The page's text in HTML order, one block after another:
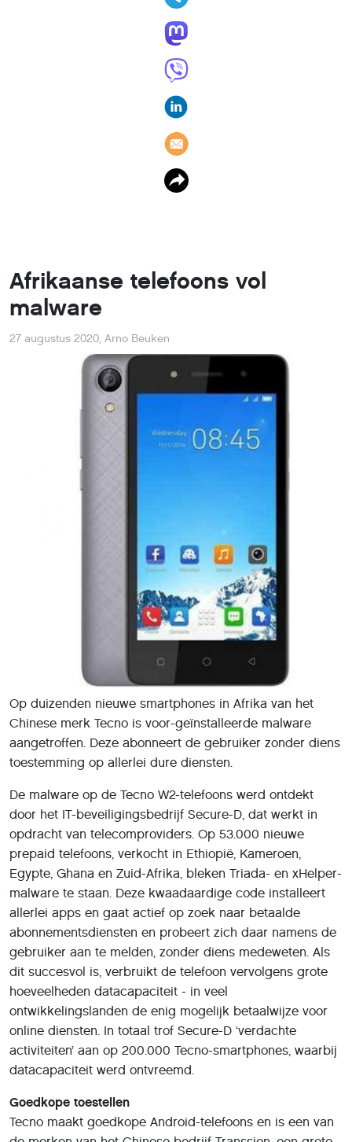
Afrikaanse telefoons vol
malware
27 augustus 2020, Arno Beuken
Op duizenden nieuwe smartphones in Afrika van het
Chinese merk Tecno is voor-geïnstalleerde malware
aangetroffen. Deze abonneert de gebruiker zonder diens
toestemming op allerlei dure diensten.
De malware op de Tecno W2-telefoons werd ontdekt
door het IT-beveiligingsbedrijf Secure-D, dat werkt in
opdracht van telecomproviders. Op 53.000 nieuwe
prepaid telefoons, verkocht in Ethiopië, Kameroen,
Egypte, Ghana en Zuid-Afrika, bleken Triada- en xHelper-
malware te staan. Deze kwaadaardige code installeert
allerlei apps en gaat actief op zoek naar betaalde
abonnementsdiensten en probeert zich daar namens de
gebruiker aan te melden, zonder diens medeweten. Als
dit succesvol is, verbruikt de telefoon vervolgens grote
hoeveelheden datacapaciteit - in veel
ontwikkelingslanden de enig mogelijk betaalwijze voor
online diensten. In totaal trof Secure-D ‘verdachte
activiteiten’ aan op 200.000 Tecno-smartphones, waarbij
datacapaciteit werd ontvreemd.
Goedkope toestellen
Tecno maakt goedkope Android-telefoons en is een van